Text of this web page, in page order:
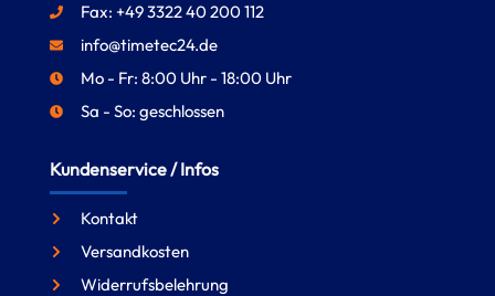
Fax: +49 3322 40 200 112
info@timetec24.de
Mo - Fr: 8:00 Uhr - 18:00 Uhr
Sa - So: geschlossen
Kundenservice / Infos
Kontakt
Versandkosten
Widerrufsbelehrung